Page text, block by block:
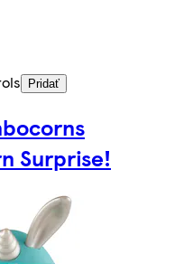
Pridať
Surprise!